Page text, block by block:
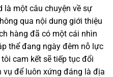
là một câu chuyện về sự
qua nội dung giới thiệu
hàng đã có một cái nhìn
thể đang ngày đêm nỗ lực
cam kết sẽ tiếp tục đổi
vụ để luôn xứng đáng là địa